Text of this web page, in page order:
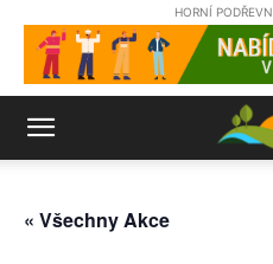
HORNÍ
« Všechny Akce